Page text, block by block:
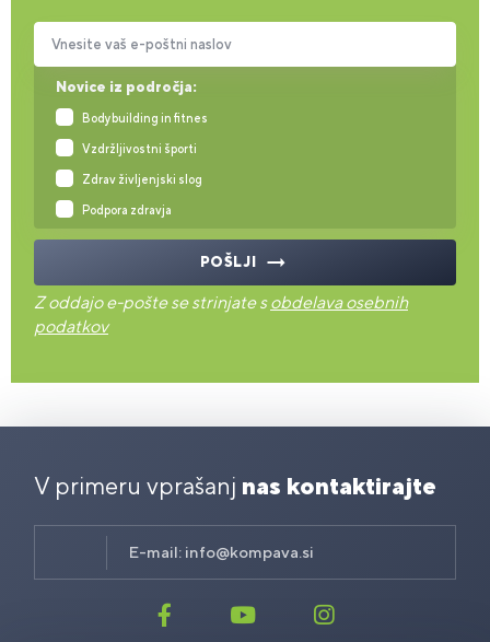
Novice iz področja:
Bodybuilding in fitnes
Vzdržljivostni športi
Zdrav življenjski slog
Podpora zdravja
Vnesite vaš e-poštni naslov
POŠLJI
Z oddajo e-pošte se strinjate sobdelava osebnih
podatkov
V primeru vprašanj nas kontaktirajte
E-mail: info@kompava.si